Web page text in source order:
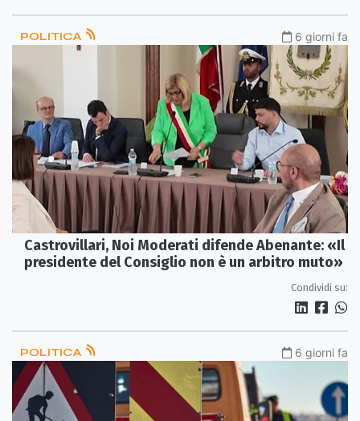
POLITICA 6 giorni fa
Castrovillari, Noi Moderati difende Abenante: «Il
presidente del Consiglio non è un arbitro muto»
Condividi su:
POLITICA 6 giorni fa